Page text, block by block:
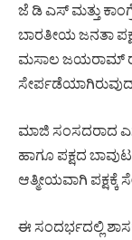
ಜೆ ಡಿ ಎಸ್ ಮತ್ತು
ಬಾರತೀಯ ಜನತಾ
ಮಸಾಲ ಜಯರಾಮ್
ಮಾಜಿ ಸಂಸದರಾದ
ಹಾಗೂ ಪಕ್ಷದ
ಆತ್ಮೀಯವಾಗಿ
ಈ ಸಂದರ್ಭದಲ್ಲಿ